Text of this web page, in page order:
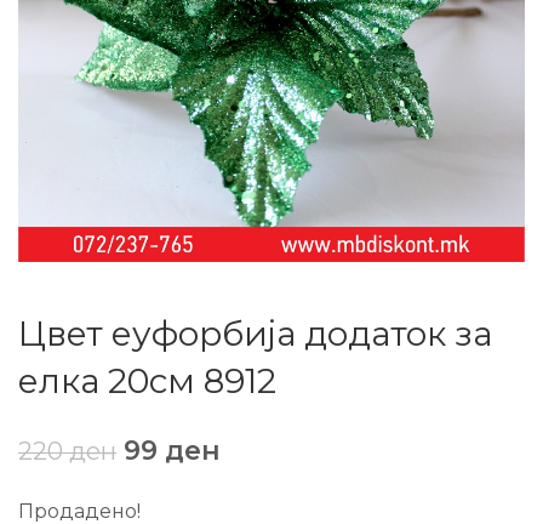
Цвет еуфорбија додаток за
елка 20см 8912
220ден 99 ден
Продадено!